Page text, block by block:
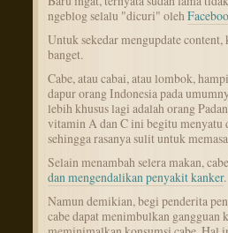
ngeblog selalu "dicuri" oleh
Untuk sekedar mengupdate
banget.
Cabe, atau cabai, atau lombok,
dapur orang Indonesia pada
lebih khusus lagi adalah orang
vitamin A dan C ini begitu menyatu
sehingga rasanya sulit untuk
Selain menambah selera makan,
dan mengendalikan penyakit kanker.
Namun demikian, begi penderita
cabe dapat menimbulkan gangguan